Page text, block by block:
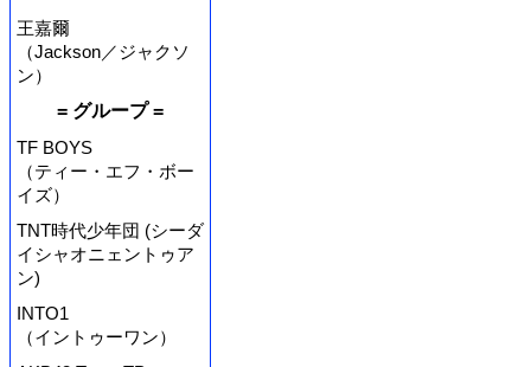
王嘉爾
（Jackson／ジャクソ
ン）
= グループ =
TF BOYS
（ティー・エフ・ボー
イズ）
TNT時代少年団 (シーダ
イシャオニェントゥア
ン)
INTO1
（イントゥーワン）